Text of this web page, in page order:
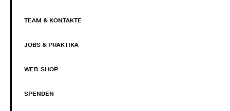
TEAM & KONTAKTE
JOBS & PRAKTIKA
WEB-SHOP
SPENDEN